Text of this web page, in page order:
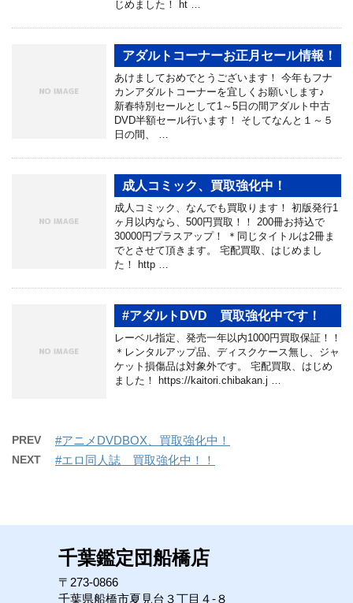
じめました！ ht …
アダルトコーナーお正月セール情報！
あけましておめでとうございます！ 今年もフナ
カンアダルトコーナーを宜しくお願いします♪
新春特別セールとして1～5日の間アダルト中古
DVD半額セール行います！ そしてなんと１～５
日の間、 …
成人コミック、買取強化中！
成人コミック、なんでも買取ります！ 初版発行1
ヶ月以内なら、500円買取！！ 200冊お持込で
30000円プラスアップ！ ＊同じタイトルは2冊ま
でとさせて頂きます。 宅配買取、はじめまし
た！ http …
#アダルトDVD 買取強化中です！
レーベル指定、発売一年以内1000円買取保証！！
＊レンタルアップ品、ディスクケース無し、ジャ
ケット損傷品は対象外です。 宅配買取、はじめ
ました！ https://kaitori.chibakan.j …
PREV #アニメDVDBOX、買取強化中！
NEXT #エロ同人誌 買取強化中！！
千葉鑑定団船橋店
〒273-0866
千葉県船橋市夏見台３丁目４-８